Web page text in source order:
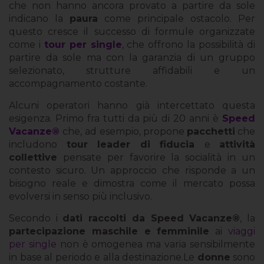
che non hanno ancora provato a partire da sole
indicano la paura come principale ostacolo. Per
questo cresce il successo di formule organizzate
come i tour per single, che offrono la possibilità di
partire da sole ma con la garanzia di un gruppo
selezionato, strutture affidabili e un
accompagnamento costante.
Alcuni operatori hanno già intercettato questa
esigenza. Primo fra tutti da più di 20 anni è Speed
Vacanze® che, ad esempio, propone pacchetti che
includono tour leader di fiducia e attività
collettive pensate per favorire la socialità in un
contesto sicuro. Un approccio che risponde a un
bisogno reale e dimostra come il mercato possa
evolversi in senso più inclusivo.
Secondo i dati raccolti da Speed Vacanze®, la
partecipazione maschile e femminile aiviaggi
per single non è omogenea ma varia sensibilmente
in base al periodo e alla destinazione.Le donne sono